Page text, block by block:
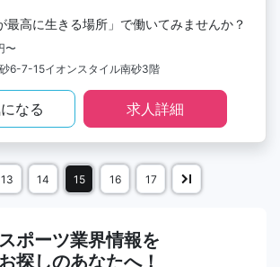
最高に生きる場所」で働いてみませんか？
〜
6-7-15イオンスタイル南砂3階
なる 求人詳細
13 14 15 16 17
スポーツ業界情報を
お探しのあなたへ！